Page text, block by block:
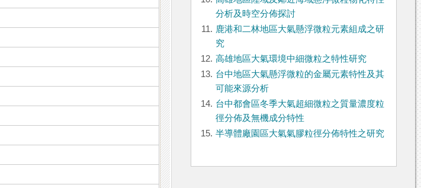
分析及時空分佈探討
11. 鹿港和二林地區大氣懸浮微粒元素組成之研
究
12. 高雄地區大氣環境中細微粒之特性研究
13. 台中地區大氣懸浮微粒的金屬元素特性及其
可能來源分析
14. 台中都會區冬季大氣超細微粒之質量濃度粒
徑分佈及無機成分特性
15. 半導體廠園區大氣氣膠粒徑分佈特性之研究